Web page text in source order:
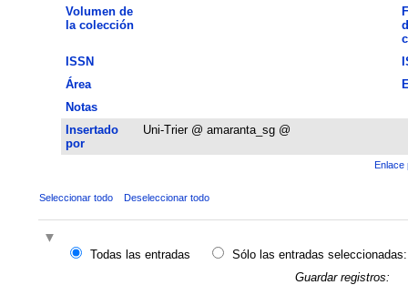
Volumen de
la colección
ISSN
Área
Notas
Insertado
por
Uni-Trier @ amaranta_sg @
Enlace
Seleccionar todo Deseleccionar todo
Todas las entradas
Sólo las entradas seleccionadas:
Guardar registros: